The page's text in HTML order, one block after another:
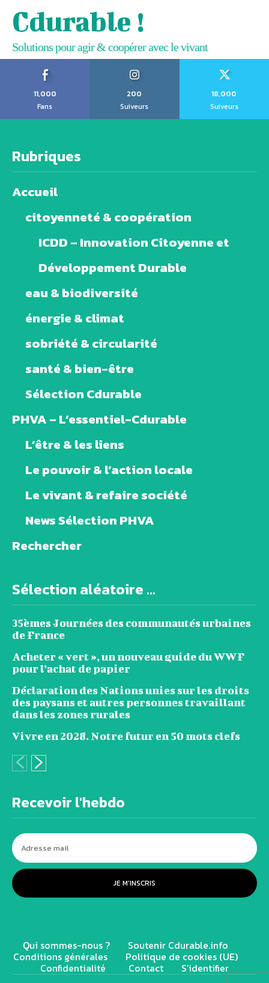
Cdurable !
Solutions pour agir & coopérer avec le vivant
11,000
Fans
200
Suiveurs
18,000
Suiveurs
Rubriques
Accueil
citoyenneté & coopération
ICDD – Innovation Citoyenne et
Développement Durable
eau & biodiversité
énergie & climat
sobriété & circularité
santé & bien-être
Sélection Cdurable
PHVA – L’essentiel-Cdurable
L’être & les liens
Le pouvoir & l’action locale
Le vivant & refaire société
News Sélection PHVA
Rechercher
Sélection aléatoire ...
35èmes Journées des communautés urbaines
de France
Acheter « vert », un nouveau guide du WWF
pour l’achat de papier
Déclaration des Nations unies sur les droits
des paysans et autres personnes travaillant
dans les zones rurales
Vivre en 2028. Notre futur en 50 mots clefs
Recevoir l'hebdo
JE M'INSCRIS
Qui sommes-nous ? Soutenir Cdurable.info
Conditions générales Politique de cookies (UE)
Confidentialité Contact S’identifier